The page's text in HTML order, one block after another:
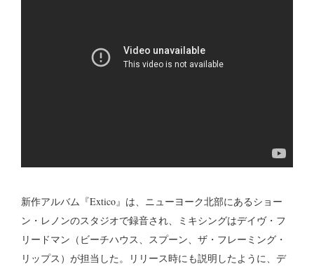
新作アルバム『Extico』は、ニューヨーク北部にあるショー
ン・レノンのスタジオで録音され、ミキシングはデイヴ・フ
リードマン（ビーチハウス、スプーン、ザ・フレーミング・
リップス）が担当した。リリース時にも説明したように、デ